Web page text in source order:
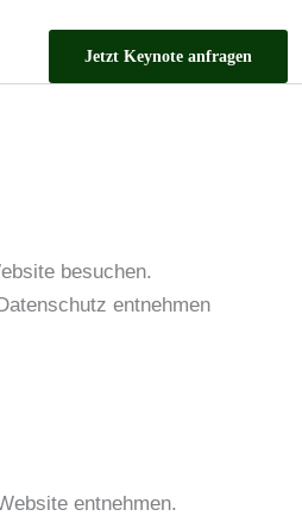
Jetzt Keynote anfragen
besuchen.
entnehmen
entnehmen.